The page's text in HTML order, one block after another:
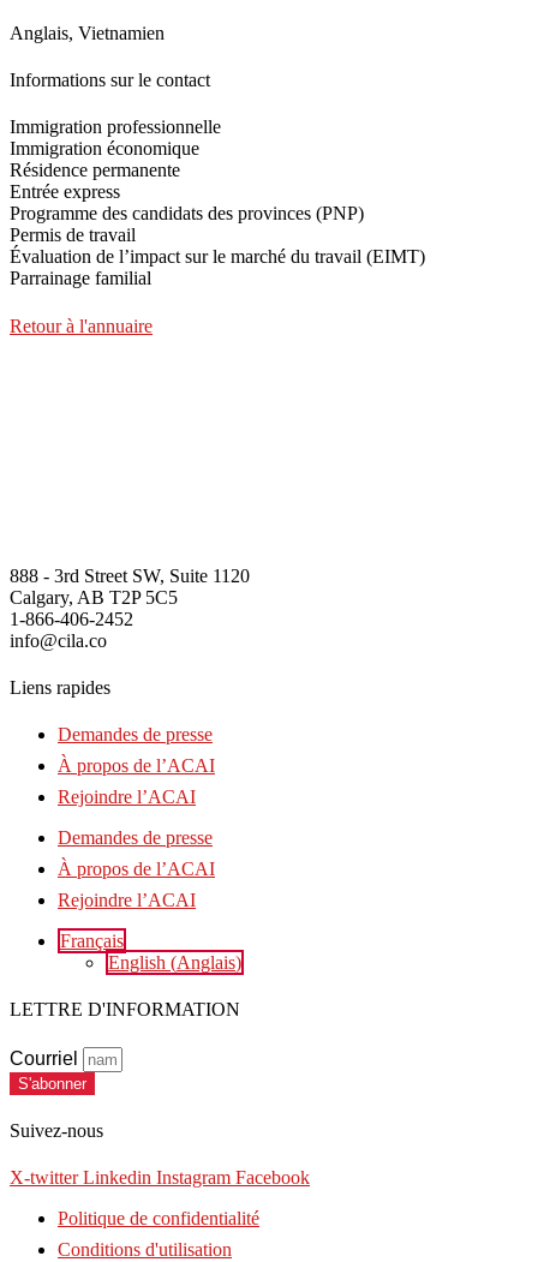
Anglais, Vietnamien
Informations sur le contact
Immigration professionnelle
Immigration économique
Résidence permanente
Entrée express
Programme des candidats des provinces (PNP)
Permis de travail
Évaluation de l’impact sur le marché du travail (EIMT)
Parrainage familial
Retour à l'annuaire
888 - 3rd Street SW, Suite 1120
Calgary, AB T2P 5C5
1-866-406-2452
info@cila.co
Liens rapides
Demandes de presse
À propos de l’ACAI
Rejoindre l’ACAI
Demandes de presse
À propos de l’ACAI
Rejoindre l’ACAI
Français
English (Anglais)
LETTRE D'INFORMATION
Courriel
S'abonner
Suivez-nous
X-twitter Linkedin Instagram Facebook
Politique de confidentialité
Conditions d'utilisation